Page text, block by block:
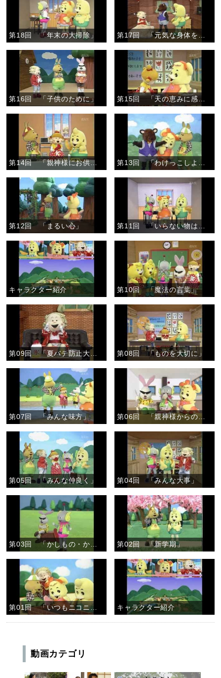
第18回 「年末の大掃除」 第17回 「元気な身体をありがとう」
第16回 「子供のために」
第14回 「親神様にお供え」
第12回 「まるい心」 第11回 「いらない物は・・・」
キャラクター紹介 第10回 「魔法の言葉」
第08回 「ものを大切に」
第07回 「みんな味方」 第06回 「親神様からのおあたえ」
第05回 「みんな仲良く」 第04回 「みんな大事」
第02回 「新学期」
第01回 「いつもニコニコ」 キャラクター紹介
動画カテゴリ